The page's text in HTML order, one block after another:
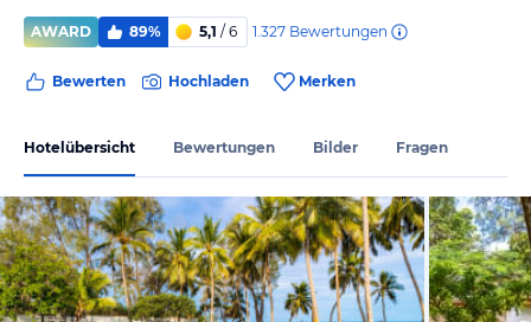
AWARD 89% 5,1 / 6 1.327 Bewertungen
Bewerten Hochladen Merken
Hotelübersicht Bewertungen Bilder Fragen